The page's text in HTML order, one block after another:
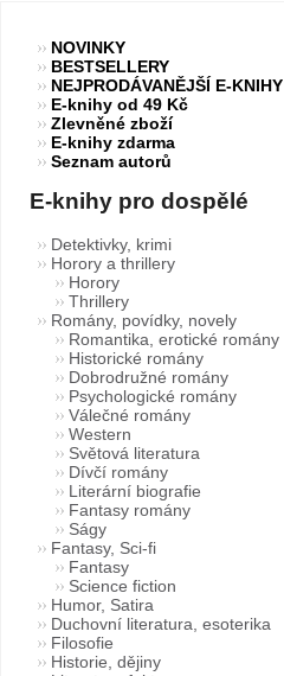
NOVINKY
BESTSELLERY
NEJPRODÁVANĚJŠÍ E-KNIHY
E-knihy od 49 Kč
Zlevněné zboží
E-knihy zdarma
Seznam autorů
E-knihy pro dospělé
Detektivky, krimi
Horory a thrillery
Horory
Thrillery
Romány, povídky, novely
Romantika, erotické romány
Historické romány
Dobrodružné romány
Psychologické romány
Válečné romány
Western
Světová literatura
Dívčí romány
Literární biografie
Fantasy romány
Ságy
Fantasy, Sci-fi
Fantasy
Science fiction
Humor, Satira
Duchovní literatura, esoterika
Filosofie
Historie, dějiny